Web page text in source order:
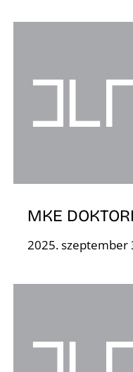
MKE
2025. szeptember